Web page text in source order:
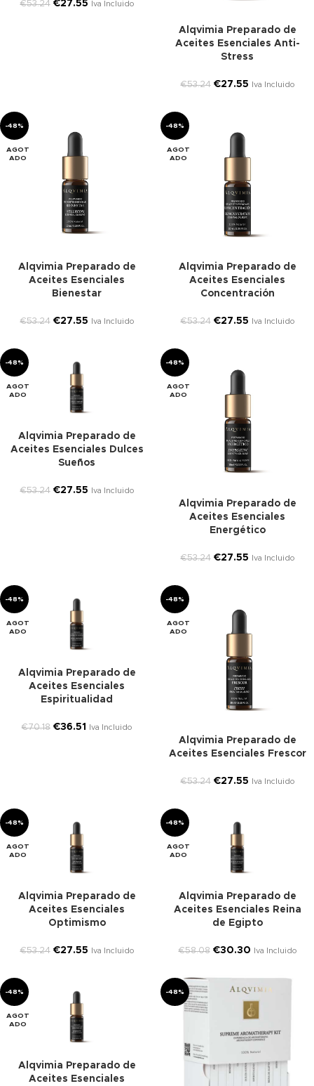
€53.24 €27.55 Iva Incluido
Alqvimia Preparado de
Aceites Esenciales Anti-
Stress
€53.24 €27.55 Iva Incluido
-48%
AGOT
ADO
Alqvimia Preparado de
Aceites Esenciales
Bienestar
€53.24 €27.55 Iva Incluido
-48%
AGOT
ADO
Alqvimia Preparado de
Aceites Esenciales
Concentración
€53.24 €27.55 Iva Incluido
-48%
AGOT
ADO
Alqvimia Preparado de
Aceites Esenciales Dulces
Sueños
€53.24 €27.55 Iva Incluido
-48%
AGOT
ADO
Alqvimia Preparado de
Aceites Esenciales
Energético
€53.24 €27.55 Iva Incluido
-48%
AGOT
ADO
Alqvimia Preparado de
Aceites Esenciales
Espiritualidad
€70.18 €36.51 Iva Incluido
-48%
AGOT
ADO
Alqvimia Preparado de
Aceites Esenciales Frescor
€53.24 €27.55 Iva Incluido
-48%
AGOT
ADO
Alqvimia Preparado de
Aceites Esenciales
Optimismo
€53.24 €27.55 Iva Incluido
-48%
AGOT
ADO
Alqvimia Preparado de
Aceites Esenciales Reina
de Egipto
€58.08 €30.30 Iva Incluido
-48%
AGOT
ADO
Alqvimia Preparado de
Aceites Esenciales
-48%